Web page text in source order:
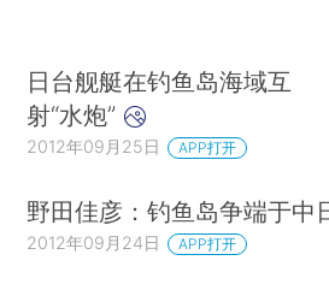
日台舰艇在钓鱼岛海域互
射“水炮”
2012年09月25日 APP打开
野田佳彦：钓鱼岛争端于中
2012年09月24日 APP打开